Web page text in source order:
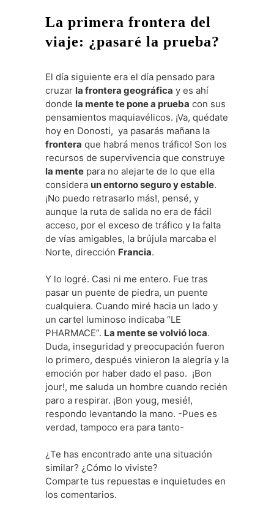
La primera frontera del
viaje: ¿pasaré la prueba?
El día siguiente era el día pensado para
cruzar la frontera geográfica y es ahí
donde la mente te pone a prueba con sus
pensamientos maquiavélicos. ¡Va, quédate
hoy en Donosti, ya pasarás mañana la
frontera que habrá menos tráfico! Son los
recursos de supervivencia que construye
la mente para no alejarte de lo que ella
considera un entorno seguro y estable.
¡No puedo retrasarlo más!, pensé, y
aunque la ruta de salida no era de fácil
acceso, por el exceso de tráfico y la falta
de vías amigables, la brújula marcaba el
Norte, dirección Francia.
Y lo logré. Casi ni me entero. Fue tras
pasar un puente de piedra, un puente
cualquiera. Cuando miré hacia un lado y
un cartel luminoso indicaba “LE
PHARMACE”. La mente se volvió loca.
Duda, inseguridad y preocupación fueron
lo primero, después vinieron la alegría y la
emoción por haber dado el paso. ¡Bon
jour!, me saluda un hombre cuando recién
paro a respirar. ¡Bon youg, mesié!,
respondo levantando la mano. -Pues es
verdad, tampoco era para tanto-
¿Te has encontrado ante una situación
similar? ¿Cómo lo viviste?
Comparte tus repuestas e inquietudes en
los comentarios.